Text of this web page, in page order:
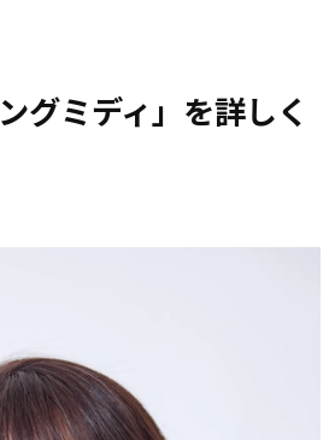
グミディ」を詳しく